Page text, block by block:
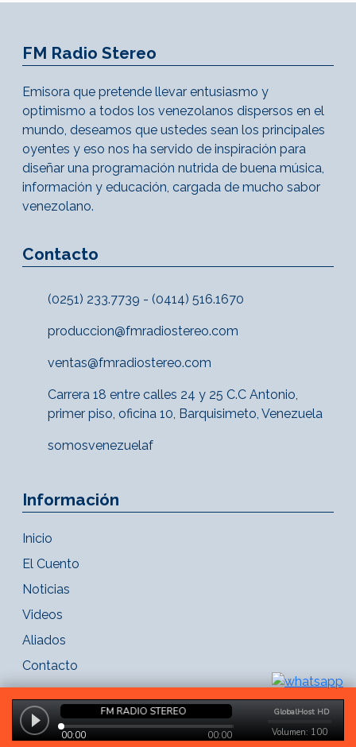
FM Radio Stereo
Emisora que pretende llevar entusiasmo y
optimismo a todos los venezolanos dispersos en el
mundo, deseamos que ustedes sean los principales
oyentes y eso nos ha servido de inspiración para
diseñar una programación nutrida de buena música,
información y educación, cargada de mucho sabor
venezolano.
Contacto
(0251) 233.7739 - (0414) 516.1670
produccion@fmradiostereo.com
ventas@fmradiostereo.com
Carrera 18 entre calles 24 y 25 C.C Antonio,
primer piso, oficina 10, Barquisimeto, Venezuela
somosvenezuelaf
Información
Inicio
El Cuento
Noticias
Videos
Aliados
Contacto
Copyright 2021 - FM Radio Stereo. Todos los derechos reservados.